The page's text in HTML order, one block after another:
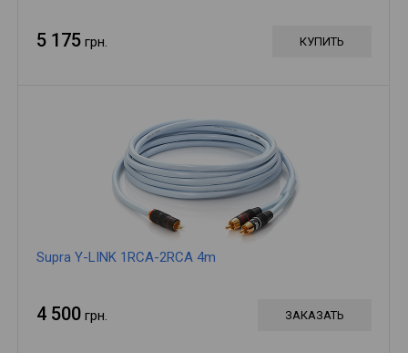
5 175 грн. КУПИТЬ
Supra Y-LINK 1RCA-2RCA 4m
4 500 грн. ЗАКАЗАТЬ